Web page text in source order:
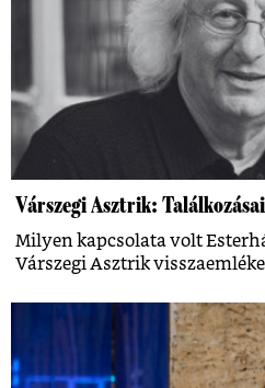
Várszegi Asztrik:
Milyen kapcsolata volt
Várszegi Asztrik